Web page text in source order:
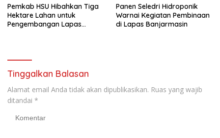
Pemkab HSU Hibahkan Tiga
Hektare Lahan untuk
Pengembangan Lapas
Panen Seledri Hidroponik
Warnai Kegiatan Pembinaan
di Lapas Banjarmasin
Tinggalkan Balasan
Alamat email Anda tidak akan dipublikasikan. Ruas yang wajib
ditandai *